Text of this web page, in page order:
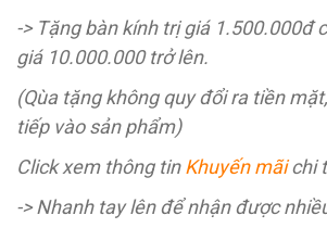
-> Tặng bàn kính trị giá 1.500.000đ
giá 10.000.000 trở lên.
(Qùa tặng không quy đổi ra tiền
tiếp vào sản phẩm)
Click xem thông tinKhuyến mãichi
-> Nhanh tay lên để nhận được